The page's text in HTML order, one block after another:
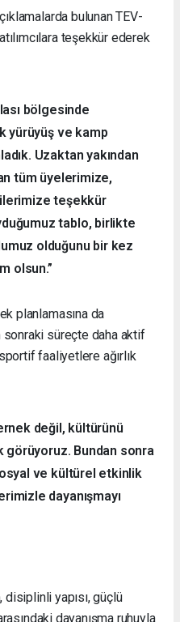
bulunan TEV-
teşekkür ederek
bölgesinde
yürüyüş ve kamp
Uzaktan yakından
tüm üyelerimize,
teşekkür
tablo, birlikte
olduğunu bir kez
olsun.”
planlamasına da
sonraki süreçte daha aktif
faaliyetlere ağırlık
değil, kültürünü
görüyoruz. Bundan sonra
ve kültürel etkinlik
dayanışmayı
yapısı, güçlü
dayanışma ruhuyla